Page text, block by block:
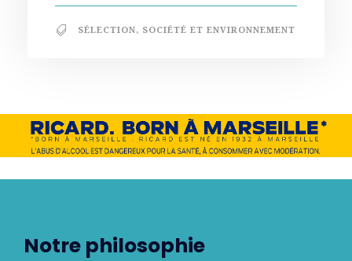
SÉLECTION, SOCIÉTÉ ET ENVIRONNEMENT
Notre philosophie